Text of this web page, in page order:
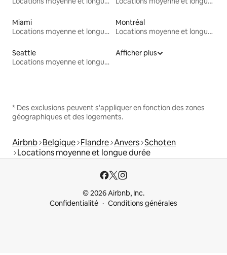
Miami
Locations moyenne et longue durée
Montréal
Locations moyenne et longue durée
Seattle
Locations moyenne et longue durée
Afficher plus
* Des exclusions peuvent s'appliquer en fonction des zones
géographiques et des logements.
Airbnb Belgique Flandre Anvers Schoten
Locations moyenne et longue durée
© 2026 Airbnb, Inc.
Confidentialité
Conditions générales